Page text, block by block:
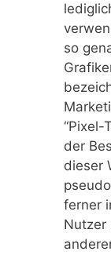
so
“Pixel-
der
dieser
ferner
Nutzer